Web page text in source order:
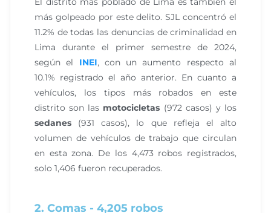
más golpeado por este delito. SJL concentró el
11.2% de todas las denuncias de criminalidad en
Lima durante el primer semestre de 2024,
según el INEI, con un aumento respecto al
10.1% registrado el año anterior. En cuanto a
vehículos, los tipos más robados en este
distrito son las motocicletas (972 casos) y los
sedanes (931 casos), lo que refleja el alto
volumen de vehículos de trabajo que circulan
en esta zona. De los 4,473 robos registrados,
solo 1,406 fueron recuperados.
2. Comas - 4,205 robos